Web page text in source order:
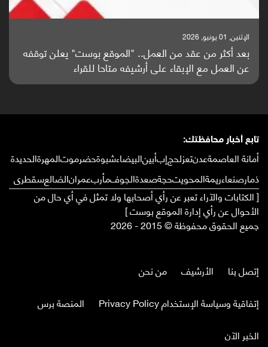
الإثنين, 25 مايو, 2026
باحثون من اليمن يدخلون سباق أبحاث ألزهايمر بدراسة
واعدة منشورة عالميا (ترجمة)
تابع أخبار محافظتك:
أمانة العاصمةعدنتعزلحجإبأبينالبيضاءشبوةحضرموتالمهرةالحديدة
ذمارصنعاءريمةالمحويتحجةصعدةالجوفمأربعمرانالضالعسقطرى
[ الكتابات والآراء تعبر عن رأي أصحابها ولا تمثل في أي حال من
الأحوال عن رأي إدارة الموقع بوست ]
جميع الحقوق محفوظة © 2015 - 2026
إتصل بنا الأرشيف
من نحن
إتفاقية وسياسة الإستخدام Privacy Policy
المنصة برس
الخبر الآن